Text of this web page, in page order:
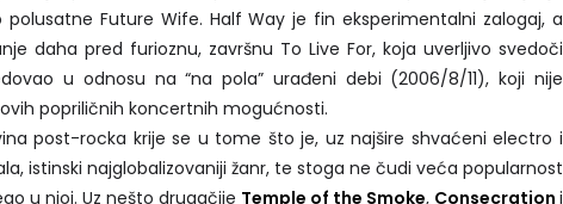
polusatne Future Wife. Half Way je fin eksperimentalni zalogaj, a
daha pred furioznu, završnu To Live For, koja uverljivo svedoči
u odnosu na “na pola” urađeni debi (2006/8/11), koji nije
popriličnih koncertnih mogućnosti.
post-rocka krije se u tome što je, uz najšire shvaćeni electro i
istinski najglobalizovaniji žanr, te stoga ne čudi veća popularnost
u njoj. Uz nešto drugačije Temple of the Smoke, Consecration i